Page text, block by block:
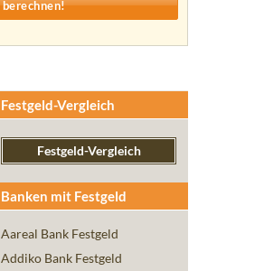
Festgeld-Vergleich
Festgeld-Vergleich
Banken mit Festgeld
Aareal Bank Festgeld
Addiko Bank Festgeld